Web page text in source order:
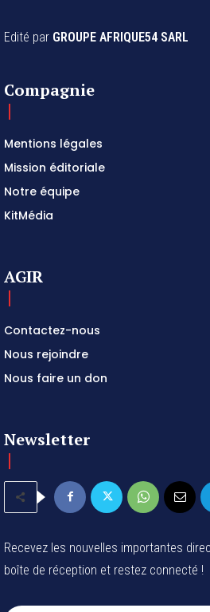
Edité par GROUPE AFRIQUE54 SARL
Compagnie
Mentions légales
Mission éditoriale
Notre équipe
KitMédia
AGIR
Contactez-nous
Nous rejoindre
Nous faire un don
Newsletter
Recevez les nouvelles importantes
boîte de réception et restez connecté !